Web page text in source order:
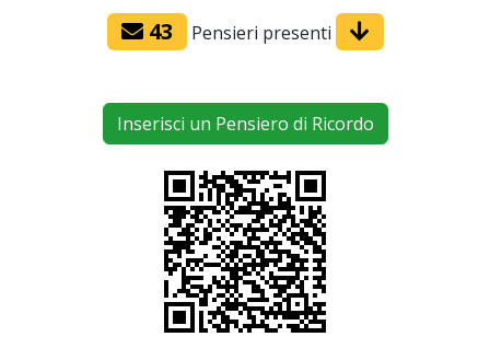
43 Pensieri presenti
Inserisci un Pensiero di Ricordo